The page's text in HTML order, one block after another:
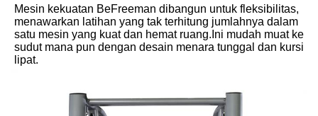
Mesin kekuatan BeFreeman dibangun untuk fleksibilitas,
menawarkan latihan yang tak terhitung jumlahnya dalam
satu mesin yang kuat dan hemat ruang.Ini mudah muat ke
sudut mana pun dengan desain menara tunggal dan kursi
lipat.